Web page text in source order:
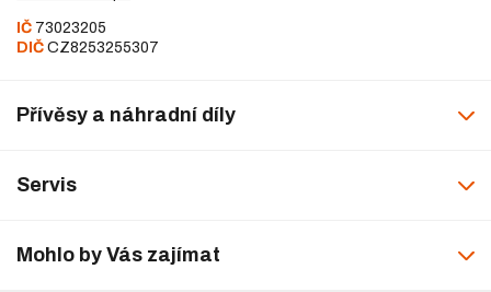
IČ 73023205
DIČ CZ8253255307
Přívěsy a náhradní díly
Servis
Mohlo by Vás zajímat